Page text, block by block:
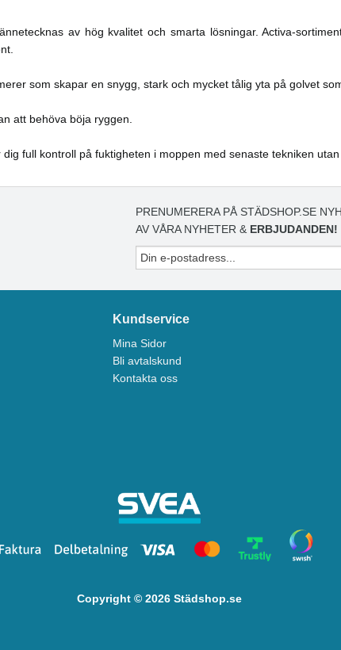
av hög kvalitet och smarta lösningar. Activa-
som skapar en snygg, stark och mycket tålig yta på golvet
att behöva böja ryggen.
full kontroll på fuktigheten i moppen med senaste tekniken
PRENUMERERA PÅ STÄDSHOP.SE
AV VÅRA NYHETER & ERBJUDANDEN!
Kundservice
Mina Sidor
Bli avtalskund
Kontakta oss
Copyright © 2026 Städshop.se